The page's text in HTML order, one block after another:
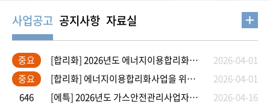
사업공고
중요 [합리화] 2026년도 에너지이용합리화사업을 위한 자금지원 세부기준 공고
2026-04-01
중요
[합리화] 에너지이용합리화사업을 위한 자금지원 지침 개정안 공고(2026-332호)
2026-04-01
646
[에특] 2026년도 가스안전관리사업자금 운용관리 지침 공고
2026-04-16
공지사항 자료실